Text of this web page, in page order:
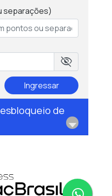
separações)
visibility_off
Ingressar
de